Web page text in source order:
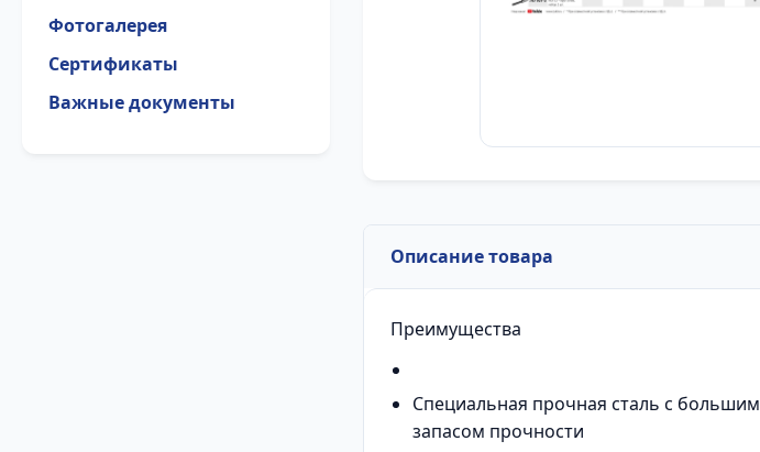
Фотогалерея
Сертификаты
Важные документы
Описание товара
Преимущества
Специальная прочная сталь с большим
запасом прочности